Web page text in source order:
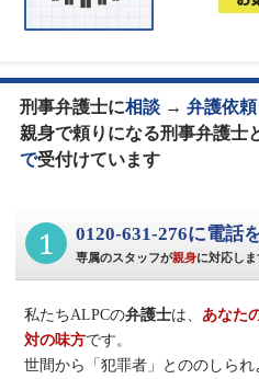
刑事弁護士に相談→ 弁護依頼
親身で頼りになる刑事弁護士
で受付けています
1 0120-631-276に電話
専属のスタッフが親身に対応しま
私たちALPCの弁護士は、 あなた
対の味方です。
世間から「犯罪者」とののしられ